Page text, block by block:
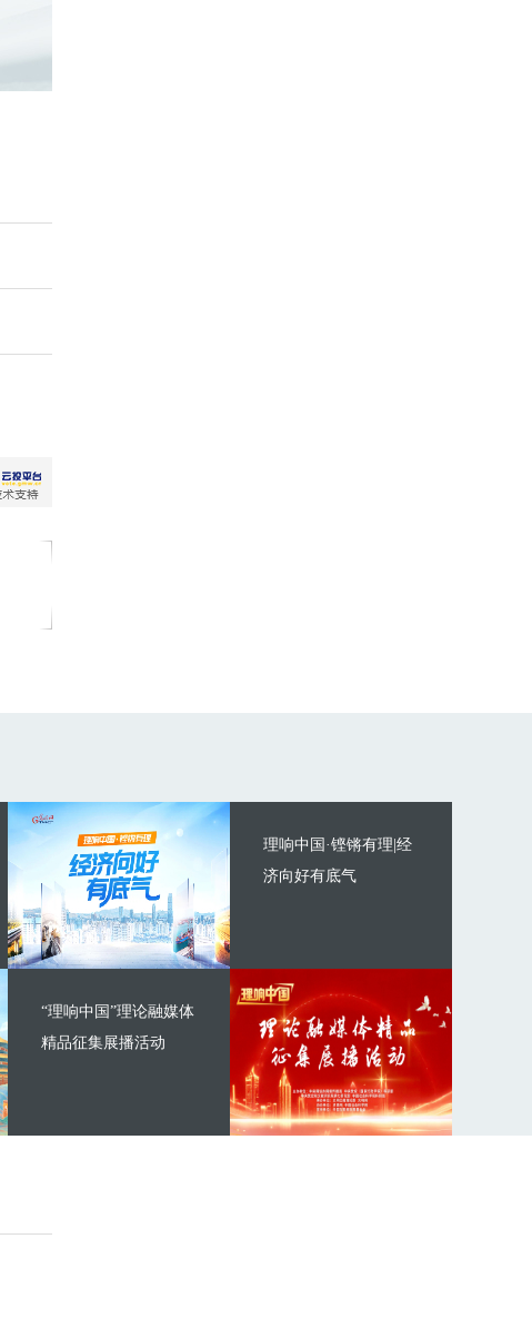
理响中国·铿锵有理|经
济向好有底气
“理响中国”理论融媒体
精品征集展播活动